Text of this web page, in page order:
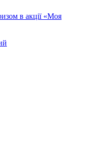
в акції «Моя